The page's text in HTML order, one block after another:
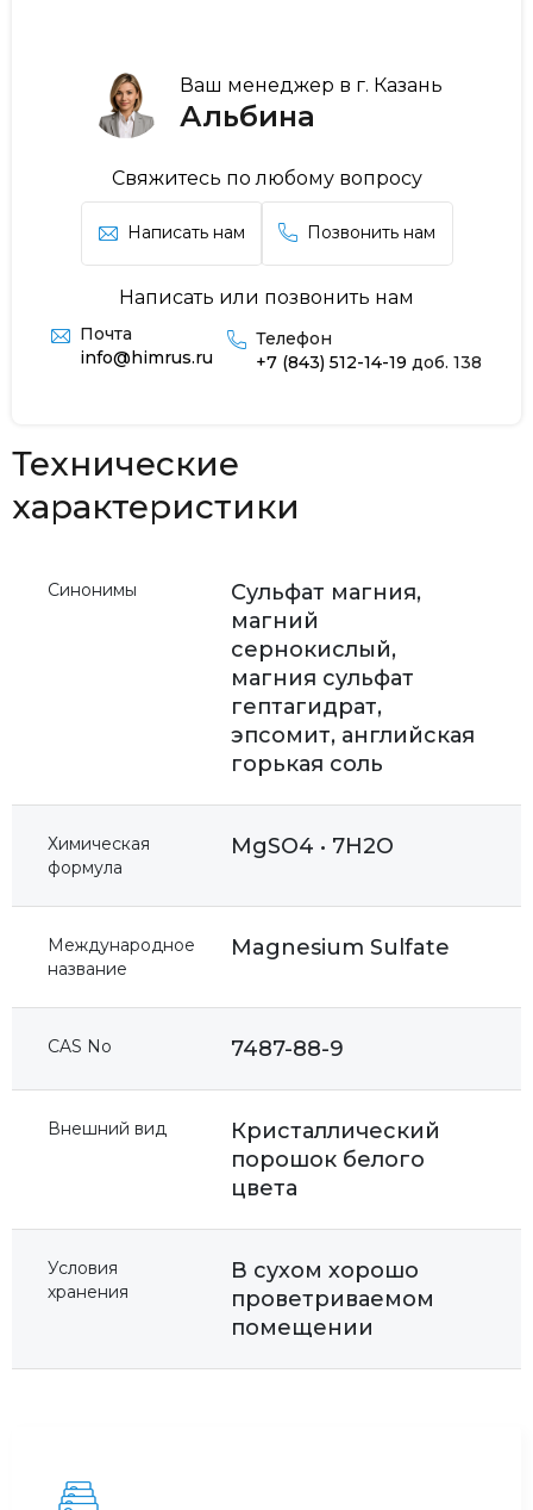
Ваш менеджер в г. Казань
Альбина
Свяжитесь по любому вопросу
Написать нам Позвонить нам
Написать или позвонить нам
Почта
info@himrus.ru
Телефон
+7 (843) 512-14-19 доб. 138
Технические
характеристики
Синонимы
Сульфат магния,
магний
сернокислый,
магния сульфат
гептагидрат,
эпсомит, английская
горькая соль
Химическая
формула
MgSO4 • 7H2O
Международное
название
Magnesium Sulfate
CAS No 7487-88-9
Внешний вид
Кристаллический
порошок белого
цвета
Условия
хранения
В сухом хорошо
проветриваемом
помещении